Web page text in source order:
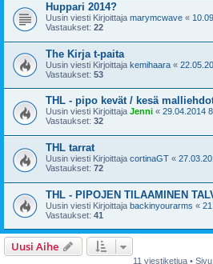
Huppari 2014?
Uusin viesti Kirjoittaja marymcwave «
Vastaukset: 22
The Kirja t-paita
Uusin viesti Kirjoittaja kemihaara «
Vastaukset: 53
THL - pipo kevät / kesä
Uusin viesti Kirjoittaja Jenni « 29.04.2014
Vastaukset: 32
THL tarrat
Uusin viesti Kirjoittaja cortinaGT «
Vastaukset: 72
THL - PIPOJEN TILAAMINEN
Uusin viesti Kirjoittaja backinyourarms «
Vastaukset: 41
Uusi Aihe
11 viestiketjua • Sivu